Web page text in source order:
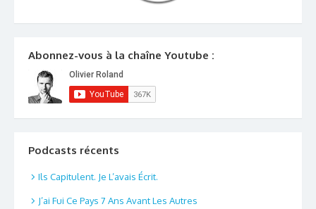
Abonnez-vous à la chaîne Youtube :
Podcasts récents
Ils Capitulent. Je L’avais Écrit.
J’ai Fui Ce Pays 7 Ans Avant Les Autres